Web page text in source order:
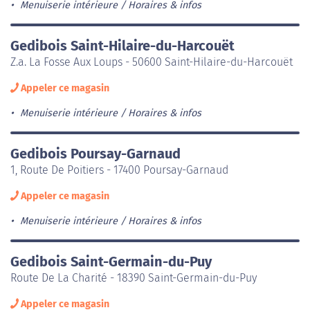
Menuiserie intérieure Horaires & infos
Gedibois Saint-Hilaire-du-Harcouët
Z.a. La Fosse Aux Loups - 50600 Saint-Hilaire-du-Harcouët
Appeler ce magasin
Menuiserie intérieure Horaires & infos
Gedibois Poursay-Garnaud
1, Route De Poitiers - 17400 Poursay-Garnaud
Appeler ce magasin
Menuiserie intérieure Horaires & infos
Gedibois Saint-Germain-du-Puy
Route De La Charité - 18390 Saint-Germain-du-Puy
Appeler ce magasin